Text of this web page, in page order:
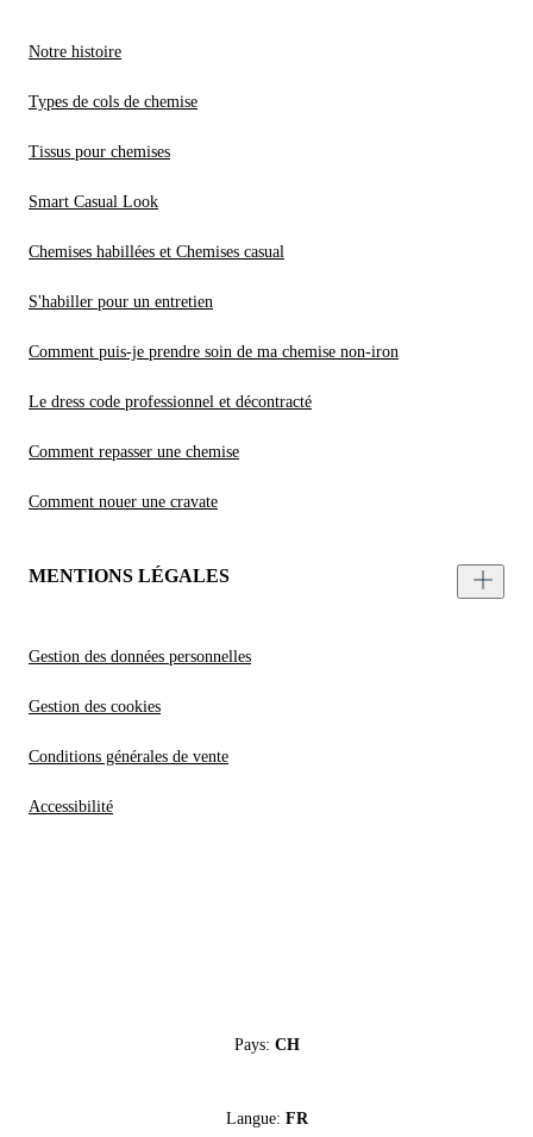
Notre histoire
Types de cols de chemise
Tissus pour chemises
Smart Casual Look
Chemises habillées et Chemises casual
S'habiller pour un entretien
Comment puis-je prendre soin de ma chemise non-iron
Le dress code professionnel et décontracté
Comment repasser une chemise
Comment nouer une cravate
MENTIONS LÉGALES
Gestion des données personnelles
Gestion des cookies
Conditions générales de vente
Accessibilité
Pays: CH
Langue: FR